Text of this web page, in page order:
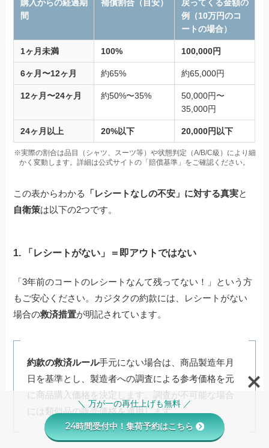
購入からの経過期
間
補償割合（目安）
戻ってくる金額の
例（10万円のコ
ートの場合）
1ヶ月未満 100% 100,000円
6ヶ月〜12ヶ月 約65% 約65,000円
12ヶ月〜24ヶ月 約50%〜35%
50,000円〜
35,000円
24ヶ月以上 20%以下 20,000円以下
※実際の割合は品目（シャツ、スーツ等）や状態判定（A/B/C級）により細
かく変動します。詳細は公式サイトの「賠償基準」をご確認ください。
この表からわかる 「レシートなしの不安」に対する真実と
自衛策は以下の2つです。
1. 「レシートがない」＝即アウトではない
「3年前のコートのレシートなんて残ってない！」という方
もご安心ください。カジタクの約款には、レシートがない
場合の救済措置が明記されています。
約款の救済ルール手元にない場合は、商品製造年月
日を基準とし、製造者への調査による参考価格を元
に商品購入価格を決定します。調査が不可能な場合
には類似品の販売価格を適用します。
＼ 万が一の再仕上げも無料 ／
24時間受付中！集荷予約はこちら